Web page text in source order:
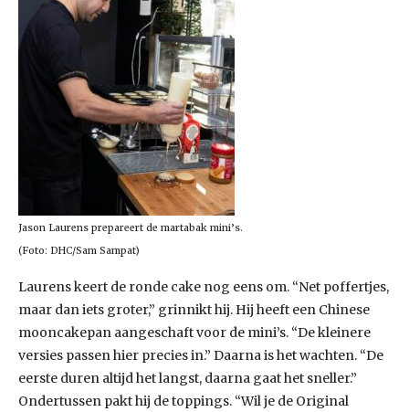
Jason Laurens prepareert de martabak mini’s.
(Foto: DHC/Sam Sampat)
Laurens keert de ronde cake nog eens om. “Net poffertjes,
maar dan iets groter,” grinnikt hij. Hij heeft een Chinese
mooncakepan aangeschaft voor de mini’s. “De kleinere
versies passen hier precies in.” Daarna is het wachten. “De
eerste duren altijd het langst, daarna gaat het sneller.”
Ondertussen pakt hij de toppings. “Wil je de Original